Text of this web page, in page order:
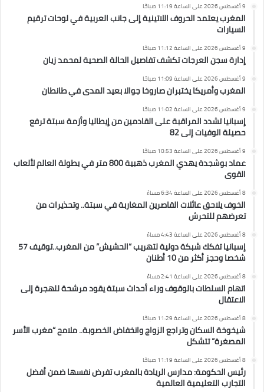
9 أغسطس 2026 على الساعة 11:19 صباحًا
المغرب يعتمد الحروف اللاتينية إلى جانب العربية في لوحات ترقيم
السيارات
9 أغسطس 2026 على الساعة 11:12 صباحًا
إدارة سجن العرجات تكشف تفاصيل الحالة الصحية لمحمد زيان
9 أغسطس 2026 على الساعة 11:09 صباحًا
المغرب وأمريكا يختبران صاروخا جوالا بعيد المدى في طانطان
9 أغسطس 2026 على الساعة 11:02 صباحًا
إسبانيا تشدد المراقبة على القادمين من إيطاليا وأزمة سبتة ترفع
حصيلة الوفيات إلى 82
9 أغسطس 2026 على الساعة 10:53 صباحًا
عماد بوشجدة يهدي المغرب ذهبية 800 متر في بطولة العالم لألعاب
القوى
8 أغسطس 2026 على الساعة 6:34 مساءً
الخوف يلاحق عائلات القاصرين المغاربة في سبتة.. وتحذيرات من
تعرضهم للتحرش
8 أغسطس 2026 على الساعة 4:43 مساءً
إسبانيا تفكك شبكة دولية لتهريب “الحشيش” من المغرب..توقيف 57
شخصا وحجز أكثر من 10 أطنان
8 أغسطس 2026 على الساعة 2:41 مساءً
اتهام السلطات بالوقوف وراء أحداث سبتة يقود مرشحة للهجرة إلى
الاعتقال
8 أغسطس 2026 على الساعة 11:29 صباحًا
شيخوخة السكان وتراجع الزواج وانخفاض الخصوبة.. ملامح “مغرب الأسر
المصغرة” تتشكل
8 أغسطس 2026 على الساعة 11:19 صباحًا
رئيس الحكومة: مدارس الريادة بالمغرب تفرض نفسها ضمن أفضل
التجارب التعليمية العالمية